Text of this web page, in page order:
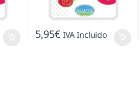
5,95€ IVA Incluido